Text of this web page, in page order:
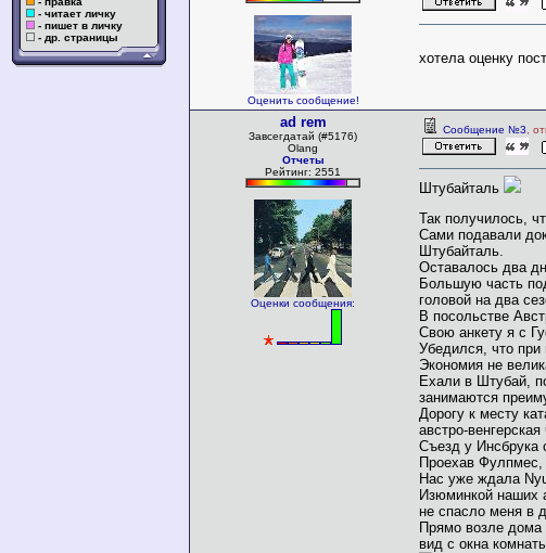
- читает личку
- пишет в личку
- др. страницы
Оценить сообщение!
хотела оценку
ad rem
Завсегдатай (#5176)
Olang
Отчеты
Рейтинг: 2551
Оценки сообщения:
Сообщение №3 ,
Штубайталь
Так получилось,
Сами подавали
Штубайталь.
Оставалось два
Большую часть
головой на два
В посольстве
Свою анкету я с
Убедился, что при
Экономия не
Ехали в Штубай,
занимаются
Дорогу к месту
австро-
Съезд у Инсбрука
Проехав
Нас уже ждала
Изюминкой наших
не спасло меня в
Прямо возле дома
вид с окна